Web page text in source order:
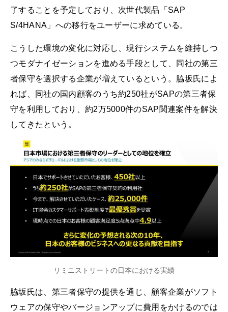
了することを予定しており、次世代製品「SAP
S/4HANA」への移行をユーザーに求めている。
こうした環境の変化に対応し、現行システムを維持しつ
つモダナイゼーションを進める手段として、同社の第三
者保守を選択する企業が増えているという。脇坂氏によ
れば、同社の国内顧客のうち約250社がSAPの第三者保
守を利用しており、約2万5000件のSAP関連案件を解決
してきたという。
リミニストリートの日本における実績
脇坂氏は、第三者保守の提供を通じ、顧客企業がソフト
ウェアの保守やバージョンアップに費用をかけるのでは